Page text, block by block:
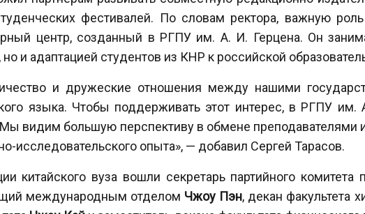
фестивалей. По словам ректора, важную
центр, созданный в РГПУ им. А. И. Герцена. Он
но и адаптацией студентов из КНР к российской
и дружеские отношения между нашими
языка. Чтобы поддерживать этот интерес, в РГПУ им.
видим большую перспективу в обмене преподавателями
исследовательского опыта», — добавил Сергей Тарасов.
китайского вуза вошли секретарь партийного комитета
международным отделом Чжоу Пэн, декан факультета